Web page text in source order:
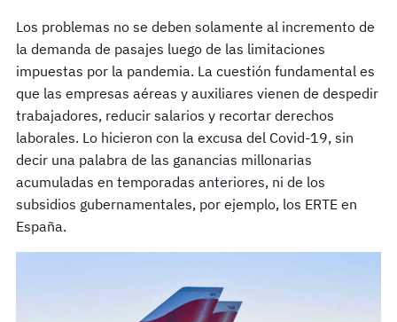
Los problemas no se deben solamente al incremento de
la demanda de pasajes luego de las limitaciones
impuestas por la pandemia. La cuestión fundamental es
que las empresas aéreas y auxiliares vienen de despedir
trabajadores, reducir salarios y recortar derechos
laborales. Lo hicieron con la excusa del Covid-19, sin
decir una palabra de las ganancias millonarias
acumuladas en temporadas anteriores, ni de los
subsidios gubernamentales, por ejemplo, los ERTE en
España.